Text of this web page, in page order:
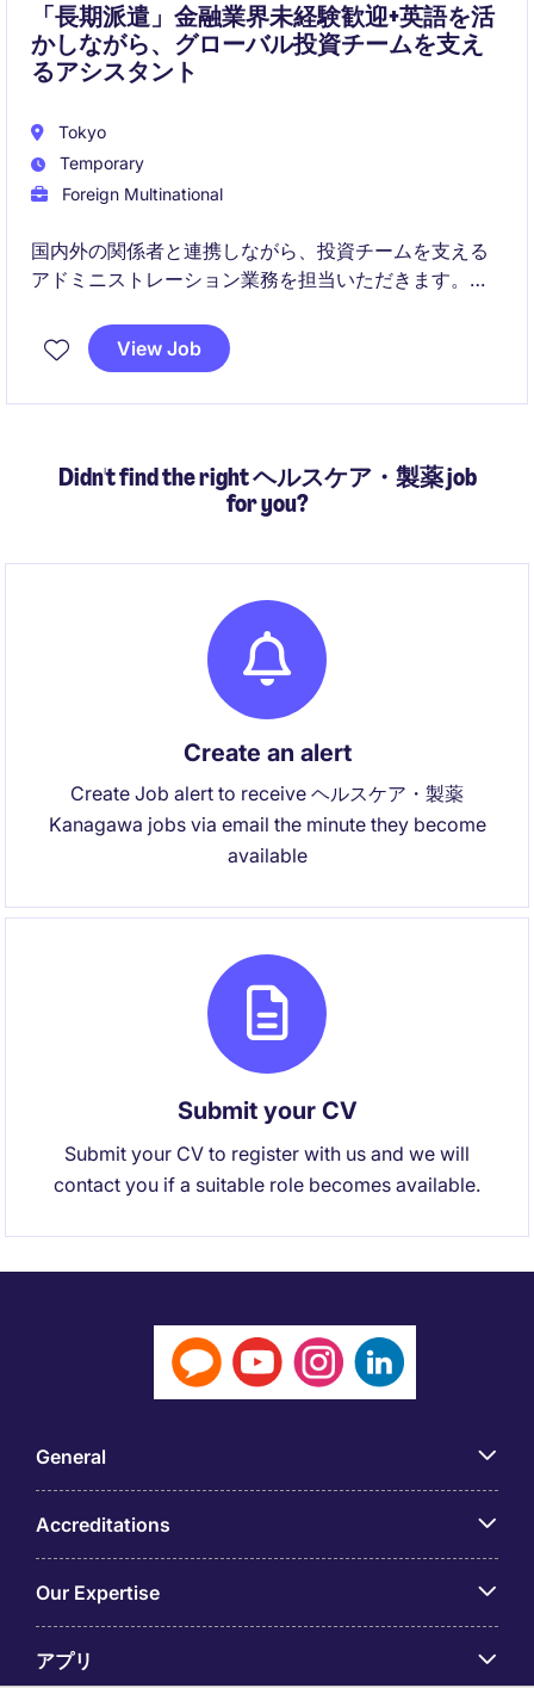
「長期派遣」金融業界未経験歓迎+英語を活
かしながら、グローバル投資チームを支え
るアシスタント
Tokyo
Temporary
Foreign Multinational
国内外の関係者と連携しながら、投資チームを支える
アドミニストレーション業務を担当いただきます。金
て専門性の高い環境でキャリアをスタートできるポジ
ションです。
View Job
Didn't find the right ヘルスケア・製薬 job
for you?
Create an alert
Create Job alert to receive ヘルスケア・製薬
Kanagawa jobs via email the minute they become
available
Submit your CV
Submit your CV to register with us and we will
contact you if a suitable role becomes available.
General
Accreditations
Our Expertise
アプリ